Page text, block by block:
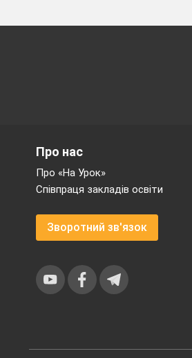
Про нас
Про «На Урок»
Співпраця закладів освіти
Зворотний зв'язок